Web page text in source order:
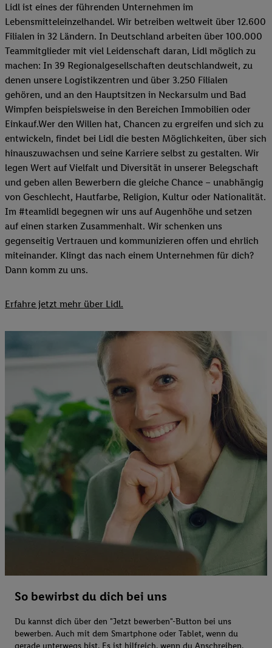
Lidl ist eines der führenden Unternehmen im
Lebensmitteleinzelhandel. Wir betreiben weltweit über 12.600
Filialen in 32 Ländern. In Deutschland arbeiten über 100.000
Teammitglieder mit viel Leidenschaft daran, Lidl möglich zu
machen: In 39 Regionalgesellschaften deutschlandweit, zu
denen unsere Logistikzentren und über 3.250 Filialen
gehören, und an den Hauptsitzen in Neckarsulm und Bad
Wimpfen beispielsweise in den Bereichen Immobilien oder
Einkauf.Wer den Willen hat, Chancen zu ergreifen und sich zu
entwickeln, findet bei Lidl die besten Möglichkeiten, über sich
hinauszuwachsen und seine Karriere selbst zu gestalten. Wir
legen Wert auf Vielfalt und Diversität in unserer Belegschaft
und geben allen Bewerbern die gleiche Chance – unabhängig
von Geschlecht, Hautfarbe, Religion, Kultur oder Nationalität.
Im #teamlidl begegnen wir uns auf Augenhöhe und setzen
auf einen starken Zusammenhalt. Wir schenken uns
gegenseitig Vertrauen und kommunizieren offen und ehrlich
miteinander. Klingt das nach einem Unternehmen für dich?
Dann komm zu uns.​
Erfahre jetzt mehr über Lidl.
So bewirbst du dich bei uns
Du kannst dich über den "Jetzt bewerben"-Button bei uns
bewerben. Auch mit dem Smartphone oder Tablet, wenn du
gerade unterwegs bist. Es ist hilfreich, wenn du Anschreiben,